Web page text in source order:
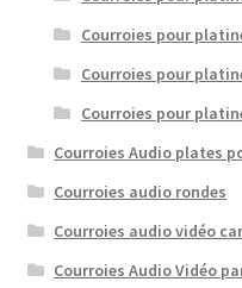
Courroies pour
Courroies pour
Courroies pour
Courroies Audio plates
Courroies audio rondes
Courroies audio vidéo
Courroies Audio Vidéo